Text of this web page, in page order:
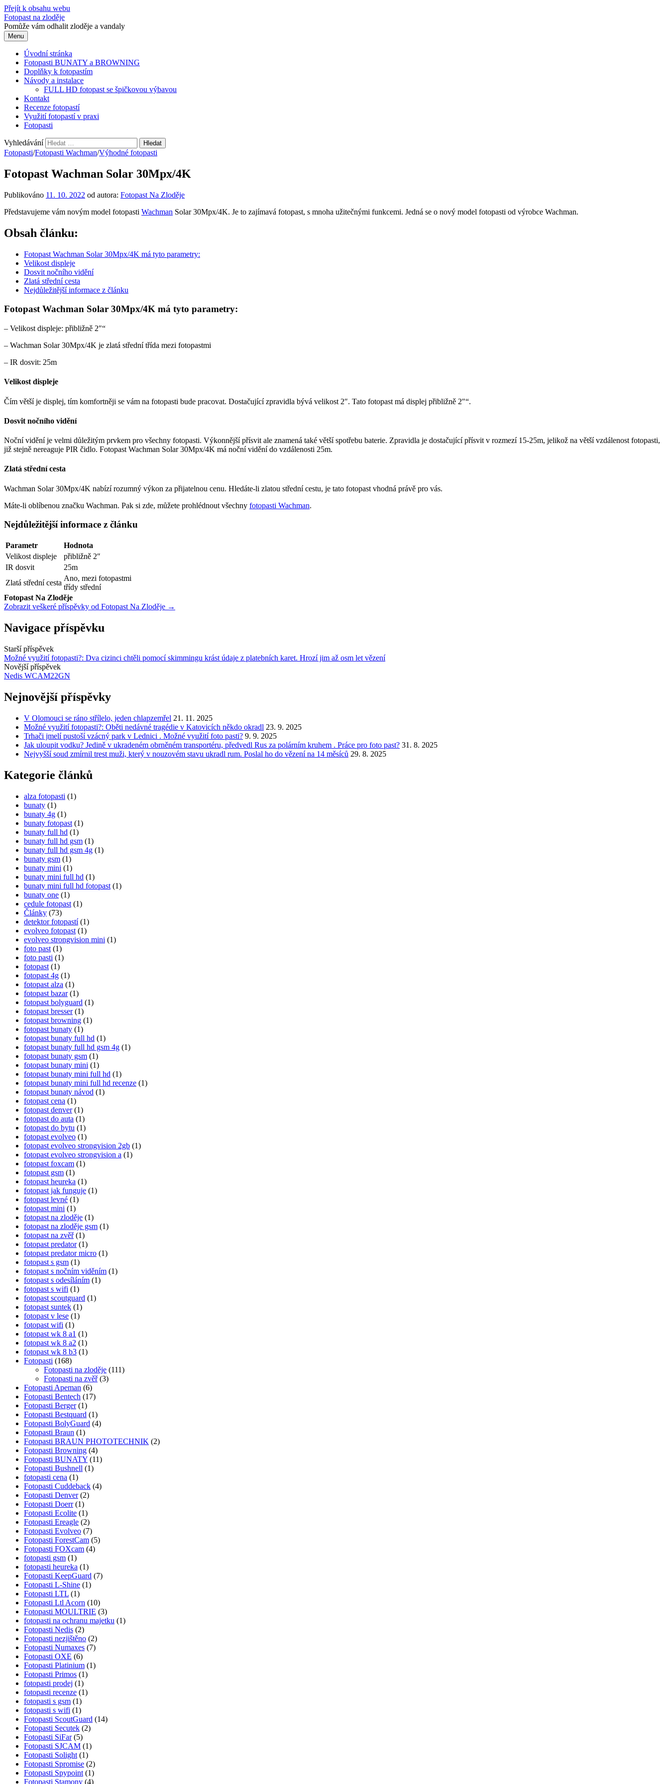
Přejít k obsahu webu
Fotopast na zloděje
Pomůže vám odhalit zloděje a vandaly
Menu
Úvodní stránka
Fotopasti BUNATY a BROWNING
Doplňky k fotopastím
Návody a instalace
FULL HD fotopast se špičkovou výbavou
Kontakt
Recenze fotopastí
Využití fotopastí v praxi
Fotopasti
Vyhledávání
Fotopasti/Fotopasti Wachman/Výhodné fotopasti
Fotopast Wachman Solar 30Mpx/4K
Publikováno 11. 10. 2022 od autora: Fotopast Na Zloděje
Představujeme vám novým model fotopasti Wachman Solar 30Mpx/4K. Je to zajímavá fotopast, s mnoha užitečnými funkcemi. Jedná se o nový model fotopasti od výrobce Wachman.
Obsah článku:
Fotopast Wachman Solar 30Mpx/4K má tyto parametry:
Velikost displeje
Dosvit nočního vidění
Zlatá střední cesta
Nejdůležitější informace z článku
Fotopast Wachman Solar 30Mpx/4K má tyto parametry:
– Velikost displeje: přibližně 2″“
– Wachman Solar 30Mpx/4K je zlatá střední třída mezi fotopastmi
– IR dosvit: 25m
Velikost displeje
Čím větší je displej, tím komfortněji se vám na fotopasti bude pracovat. Dostačující zpravidla bývá velikost 2″. Tato fotopast má displej přibližně 2″“.
Dosvit nočního vidění
Noční vidění je velmi důležitým prvkem pro všechny fotopasti. Výkonnější přísvit ale znamená také větší spotřebu baterie. Zpravidla je dostačující přísvit v rozmezí 15-25m, jelikož na větší vzdálenost fotopasti,
již stejně nereaguje PIR čidlo. Fotopast Wachman Solar 30Mpx/4K má noční vidění do vzdálenosti 25m.
Zlatá střední cesta
Wachman Solar 30Mpx/4K nabízí rozumný výkon za přijatelnou cenu. Hledáte-li zlatou střední cestu, je tato fotopast vhodná právě pro vás.
Máte-li oblíbenou značku Wachman. Pak si zde, můžete prohlédnout všechny fotopasti Wachman.
Nejdůležitější informace z článku
Parametr
Hodnota
Velikost displeje
přibližně 2″
IR dosvit
25m
Zlatá střední cesta
Ano, mezi fotopastmi
třídy střední
Fotopast Na Zloděje
Zobrazit veškeré příspěvky od Fotopast Na Zloděje →
Navigace příspěvku
Starší příspěvek
Možné využití fotopasti?: Dva cizinci chtěli pomocí skimmingu krást údaje z platebních karet. Hrozí jim až osm let vězení
Novější příspěvek
Nedis WCAM22GN
Nejnovější příspěvky
V Olomouci se ráno střílelo, jeden chlapzemřel 21. 11. 2025
Možné využití fotopasti?: Oběti nedávné tragédie v Katovicích někdo okradl 23. 9. 2025
Trhači jmelí pustoší vzácný park v Lednici . Možné využití foto pasti? 9. 9. 2025
Jak uloupit vodku? Jedině v ukradeném obrněném transportéru, předvedl Rus za polárním kruhem . Práce pro foto past? 31. 8. 2025
Nejvyšší soud zmírnil trest muži, který v nouzovém stavu ukradl rum. Poslal ho do vězení na 14 měsíců 29. 8. 2025
Kategorie článků
alza fotopasti (1)
bunaty (1)
bunaty 4g (1)
bunaty fotopast (1)
bunaty full hd (1)
bunaty full hd gsm (1)
bunaty full hd gsm 4g (1)
bunaty gsm (1)
bunaty mini (1)
bunaty mini full hd (1)
bunaty mini full hd fotopast (1)
bunaty one (1)
cedule fotopast (1)
Články (73)
detektor fotopastí(1)
evolveo fotopast (1)
evolveo strongvision mini (1)
foto past (1)
foto pasti (1)
fotopast (1)
fotopast 4g (1)
fotopast alza (1)
fotopast bazar(1)
fotopast bolyguard (1)
fotopast bresser(1)
fotopast browning (1)
fotopast bunaty (1)
fotopast bunaty full hd (1)
fotopast bunaty full hd gsm 4g (1)
fotopast bunaty gsm (1)
fotopast bunaty mini (1)
fotopast bunaty mini full hd (1)
fotopast bunaty mini full hd recenze (1)
fotopast bunaty návod (1)
fotopast cena (1)
fotopast denver(1)
fotopast do auta (1)
fotopast do bytu (1)
fotopast evolveo (1)
fotopast evolveo strongvision 2gb (1)
fotopast evolveo strongvision a (1)
fotopast foxcam (1)
fotopast gsm (1)
fotopast heureka (1)
fotopast jak funguje (1)
fotopast levné (1)
fotopast mini (1)
fotopast na zloděje (1)
fotopast na zloděje gsm (1)
fotopast na zvěř(1)
fotopast predator(1)
fotopast predator micro (1)
fotopast s gsm (1)
fotopast s nočním viděním (1)
fotopast s odesíláním (1)
fotopast s wifi (1)
fotopast scoutguard (1)
fotopast suntek (1)
fotopast v lese (1)
fotopast wifi (1)
fotopast wk 8 a1 (1)
fotopast wk 8 a2 (1)
fotopast wk 8 b3 (1)
Fotopasti (168)
Fotopasti na zloděje (111)
Fotopasti na zvěř(3)
Fotopasti Apeman (6)
Fotopasti Bentech (17)
Fotopasti Berger(1)
Fotopasti Bestquard (1)
Fotopasti BolyGuard (4)
Fotopasti Braun (1)
Fotopasti BRAUN PHOTOTECHNIK (2)
Fotopasti Browning (4)
Fotopasti BUNATY (11)
Fotopasti Bushnell (1)
fotopasti cena (1)
Fotopasti Cuddeback (4)
Fotopasti Denver(2)
Fotopasti Doerr(1)
Fotopasti Ecolite (1)
Fotopasti Ereagle (2)
Fotopasti Evolveo (7)
Fotopasti ForestCam (5)
Fotopasti FOXcam (4)
fotopasti gsm (1)
fotopasti heureka (1)
Fotopasti KeepGuard (7)
Fotopasti L-Shine (1)
Fotopasti LTL (1)
Fotopasti Ltl Acorn (10)
Fotopasti MOULTRIE (3)
fotopasti na ochranu majetku (1)
Fotopasti Nedis (2)
Fotopasti nezjištěno (2)
Fotopasti Numaxes (7)
Fotopasti OXE (6)
Fotopasti Platinium (1)
Fotopasti Primos (1)
fotopasti prodej (1)
fotopasti recenze (1)
fotopasti s gsm (1)
fotopasti s wifi (1)
Fotopasti ScoutGuard (14)
Fotopasti Secutek (2)
Fotopasti SiFar(5)
Fotopasti SJCAM (1)
Fotopasti Solight (1)
Fotopasti Spromise (2)
Fotopasti Spypoint (1)
Fotopasti Stamony (4)